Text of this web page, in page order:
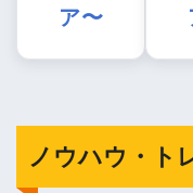
ア〜
ノウハウ・ト